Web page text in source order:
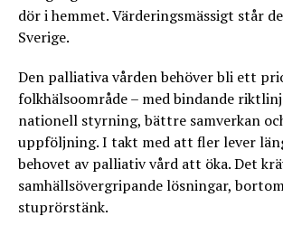
dör i hemmet. Värderingsmässigt står
Sverige.
Den palliativa vården behöver bli ett
folkhälsoområde – med bindande
nationell styrning, bättre samverkan
uppföljning. I takt med att fler lever
behovet av palliativ vård att öka. Det
samhällsövergripande lösningar,
stuprörstänk.